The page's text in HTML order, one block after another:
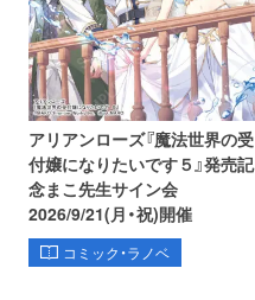
アリアンローズ『魔法世界の受
付嬢になりたいです５』発売記
念まこ先生サイン会
2026/9/21(月・祝)開催
コミック・ラノベ